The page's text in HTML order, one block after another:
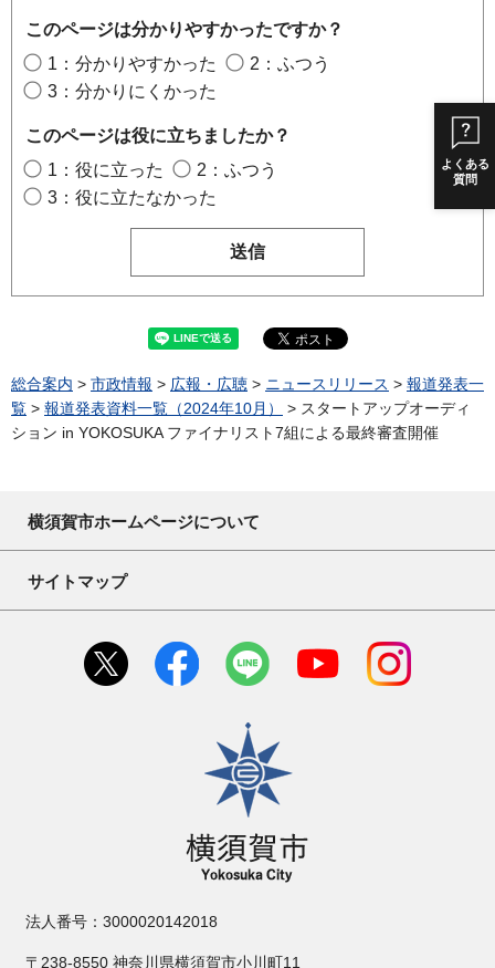
よくある
質問
このページは分かりやすかったですか？
1：分かりやすかった
2：ふつう
3：分かりにくかった
このページは役に立ちましたか？
1：役に立った
2：ふつう
3：役に立たなかった
総合案内 > 市政情報 > 広報・広聴 > ニュースリリース > 報道発表一
覧 > 報道発表資料一覧（2024年10月）
> スタートアップオーディ
ション in YOKOSUKA ファイナリスト7組による最終審査開催
横須賀市ホームページについて
サイトマップ
横須賀市
法人番号：3000020142018
〒238-8550 神奈川県横須賀市小川町11